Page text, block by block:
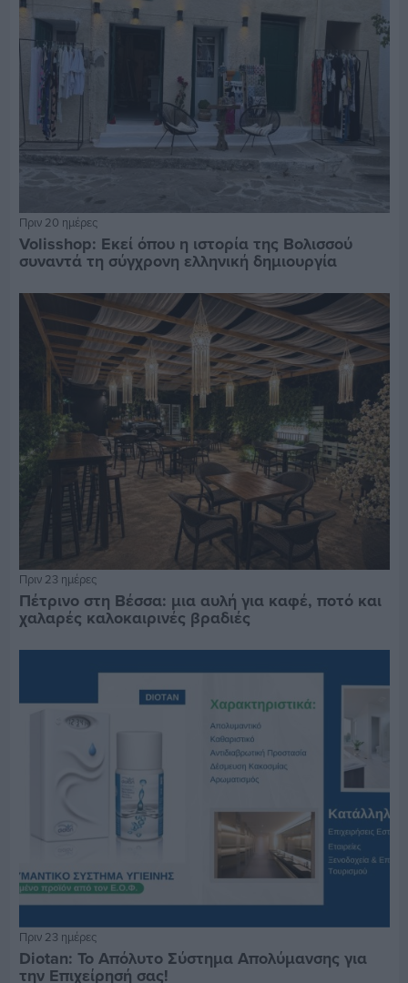
Πριν 20 ημέρες
Volisshop: Εκεί όπου η ιστορία της Βολισσού
συναντά τη σύγχρονη ελληνική δημιουργία
Πριν 23 ημέρες
Πέτρινο στη Βέσσα: μια αυλή για καφέ, ποτό και
χαλαρές καλοκαιρινές βραδιές
Πριν 23 ημέρες
Diotan: Το Απόλυτο Σύστημα Απολύμανσης για
την Επιχείρησή σας!